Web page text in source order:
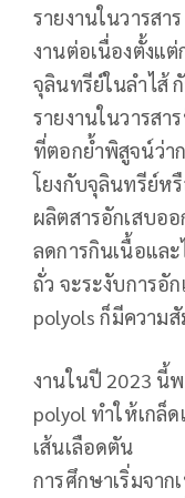
รายงานในวารสา
งานต่อเนื่องตั้งแ
จุลินทรีย์ในลำไส้
รายงานในวารสา
ที่ตอกย้ำพิสูจน์ว่า
โยงกับจุลินทรีย์ห
ผลิตสารอักเสบอ
ลดการกินเนื้อแล
ถั่ว จะระงับการอั
polyols ก็มีความ
งานในปี 2023 นี้
polyol ทำให้เกล็
เส้นเลือดตัน
การศึกษาเริ่มจา